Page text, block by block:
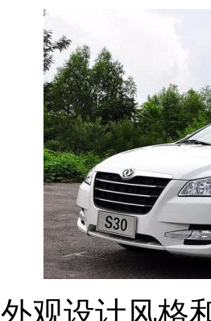
观设计风格